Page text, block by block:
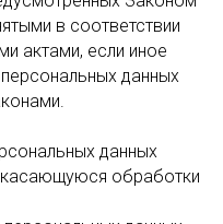
в соответствии
актами, если иное
данных
данных
обработки